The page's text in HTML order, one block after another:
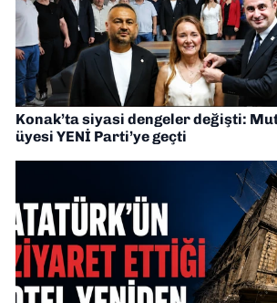
Konak’ta siyasi dengeler değişti:
üyesi YENİ Parti’ye geçti